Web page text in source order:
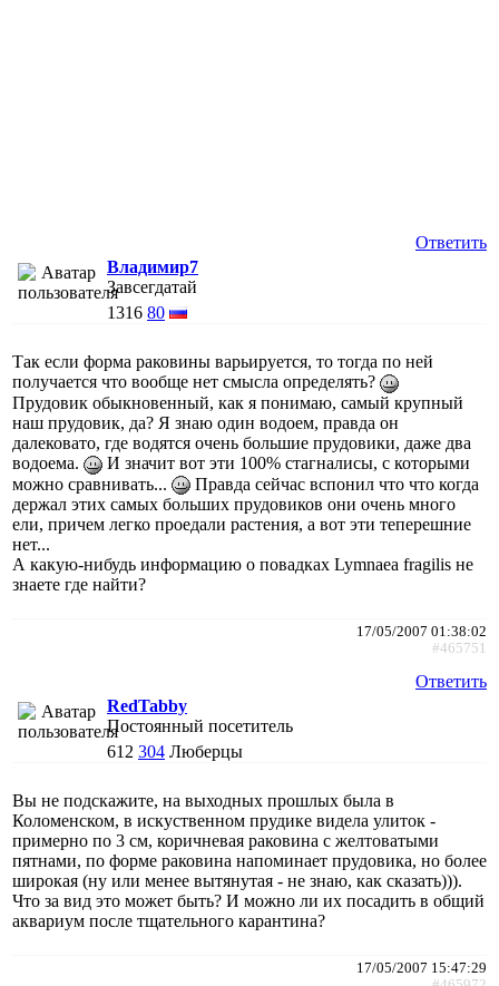
Ответить
Владимир7
Завсегдатай
1316 80
Так если форма раковины варьируется, то тогда по ней
получается что вообще нет смысла определять?
Прудовик обыкновенный, как я понимаю, самый крупный
наш прудовик, да? Я знаю один водоем, правда он
далековато, где водятся очень большие прудовики, даже два
водоема.
И значит вот эти 100% стагналисы, с которыми
можно сравнивать...
Правда сейчас вспонил что что когда
держал этих самых больших прудовиков они очень много
ели, причем легко проедали растения, а вот эти теперешние
нет...
А какую-нибудь информацию о повадках Lymnaea fragilis не
знаете где найти?
17/05/2007 01:38:02
#465751
Ответить
RedTabby
Постоянный посетитель
612 304 Люберцы
Вы не подскажите, на выходных прошлых была в
Коломенском, в искуственном прудике видела улиток -
примерно по 3 см, коричневая раковина с желтоватыми
пятнами, по форме раковина напоминает прудовика, но более
широкая (ну или менее вытянутая - не знаю, как сказать))).
Что за вид это может быть? И можно ли их посадить в общий
аквариум после тщательного карантина?
17/05/2007 15:47:29